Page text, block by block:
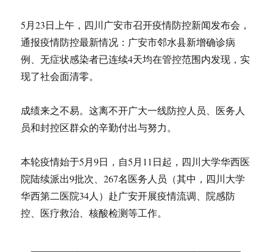
5月23日上午，四川广安市召开疫情防控新闻发布会，
通报疫情防控最新情况：广安市邻水县新增确诊病
例、无症状感染者已连续4天均在管控范围内发现，实
现了社会面清零。
成绩来之不易。这离不开广大一线防控人员、医务人
员和封控区群众的辛勤付出与努力。
本轮疫情始于5月9日，自5月11日起，四川大学华西医
院陆续派出9批次、267名医务人员（其中，四川大学
华西第二医院34人）赴广安开展疫情流调、院感防
控、医疗救治、核酸检测等工作。